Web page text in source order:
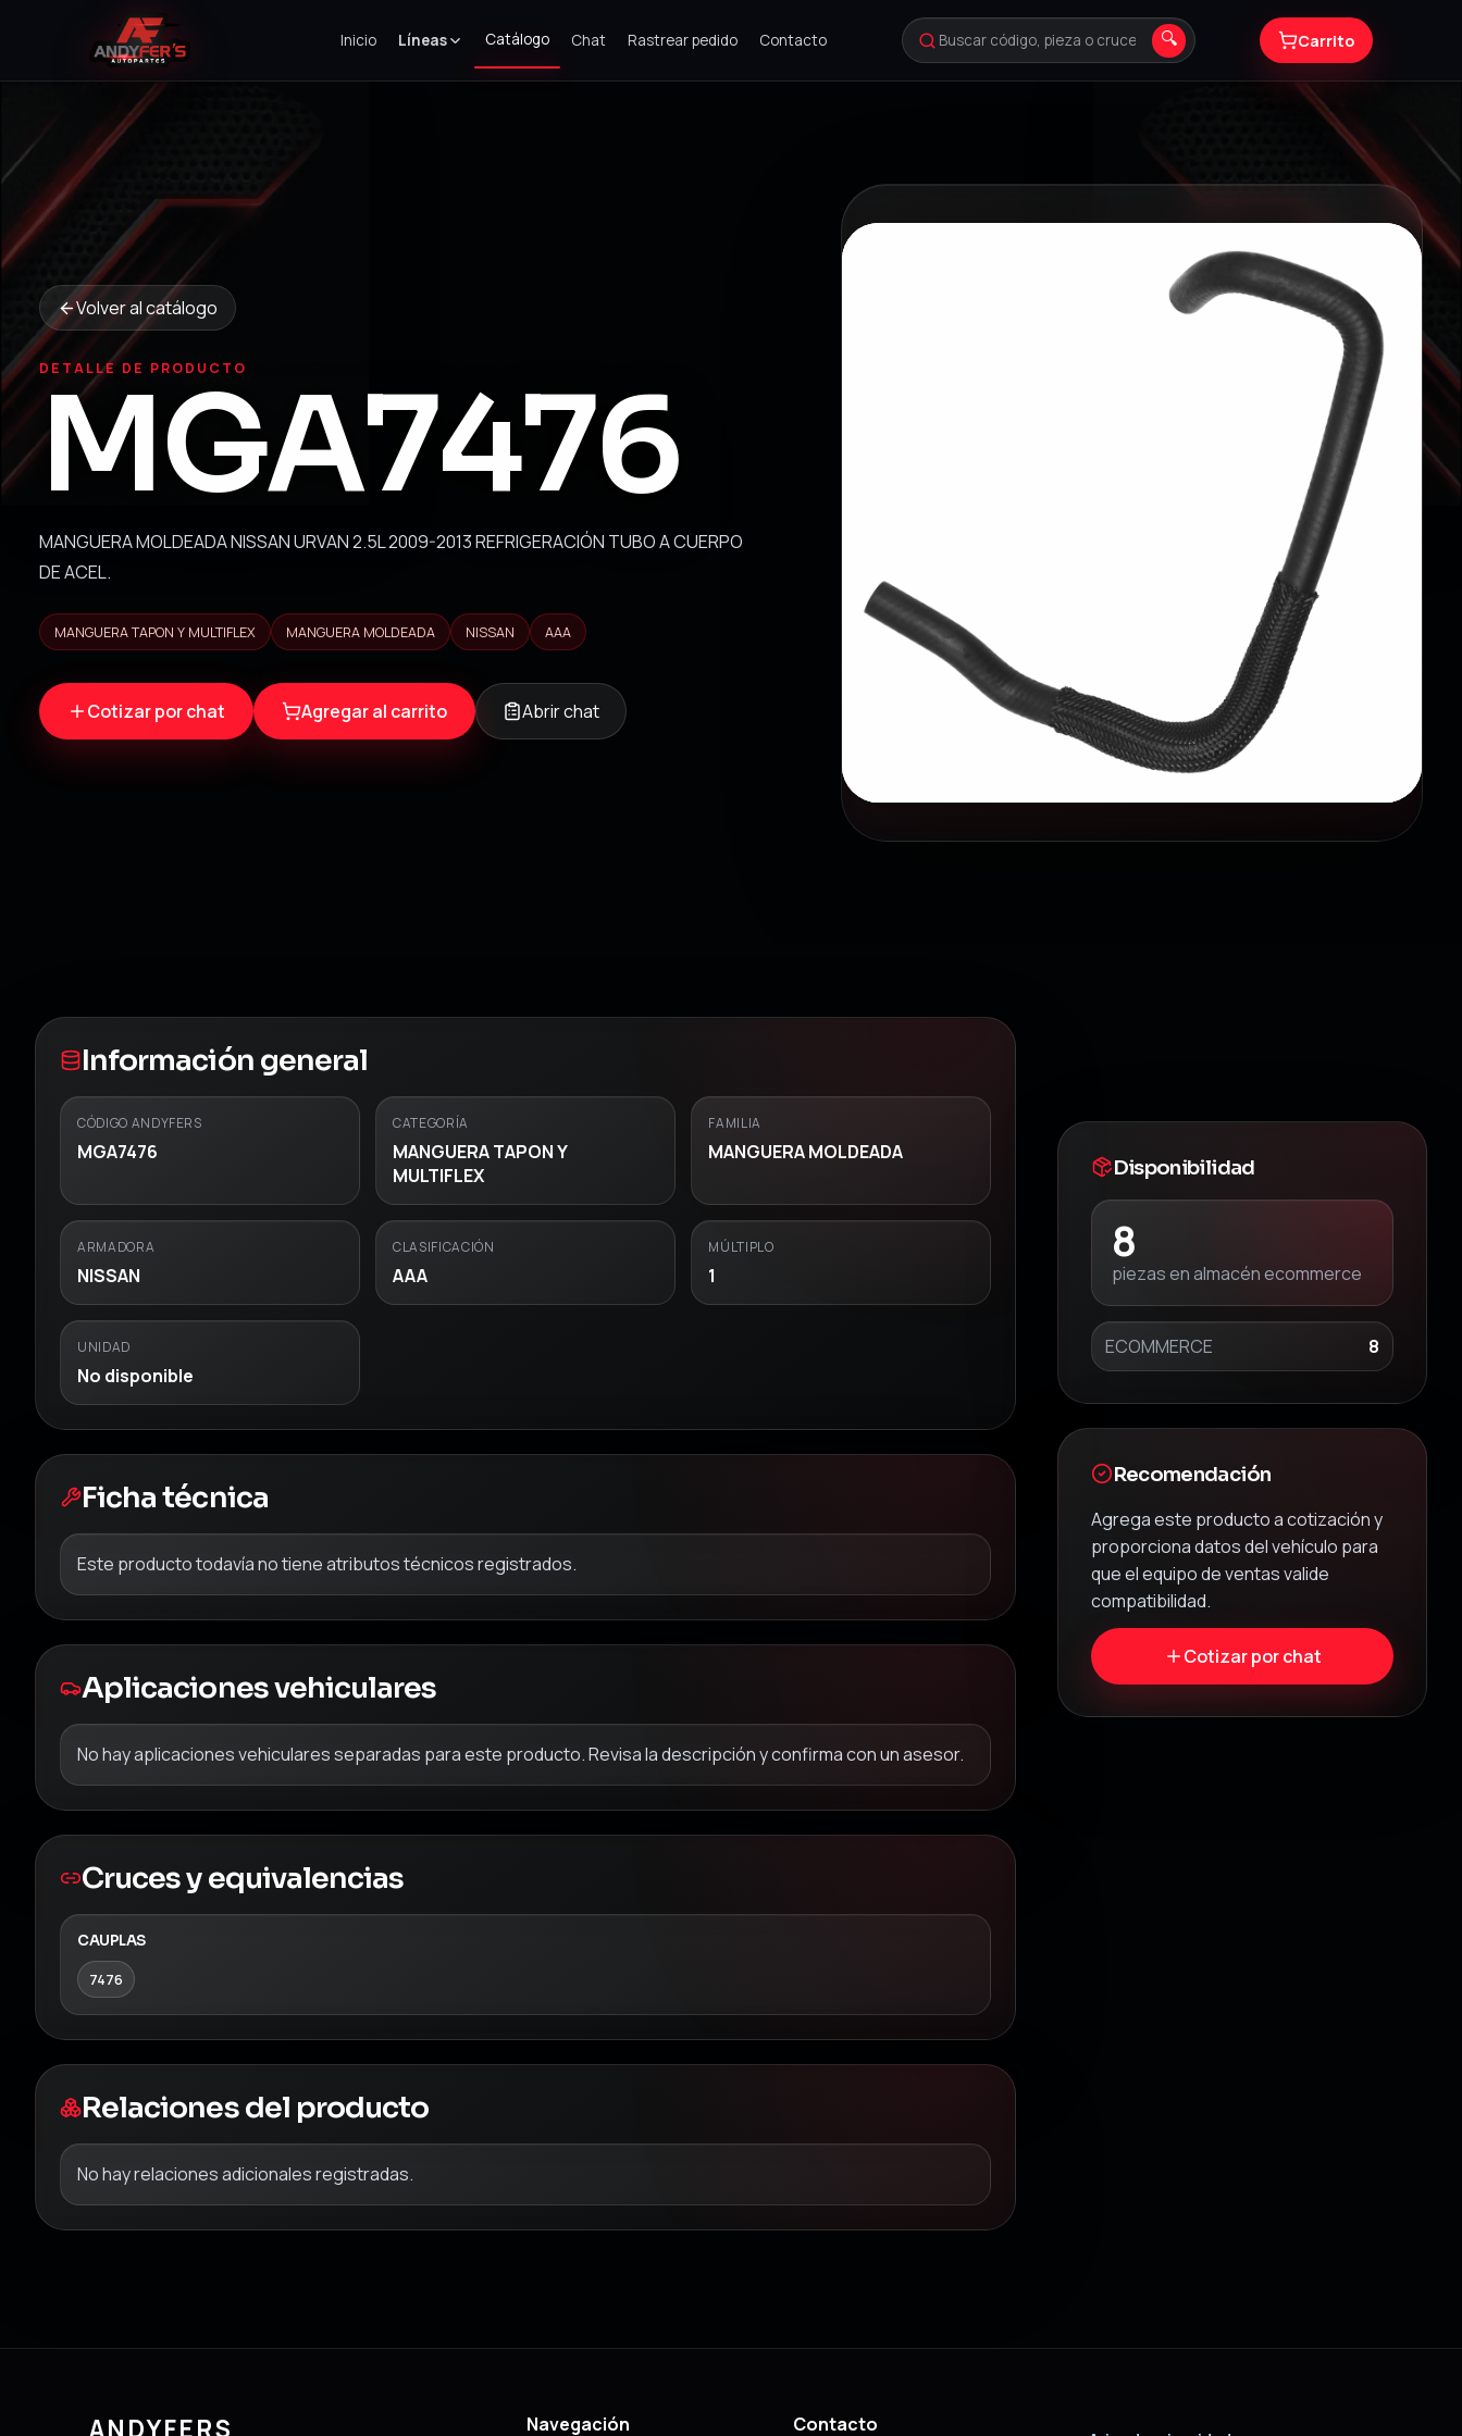
Inicio Líneas Catálogo Chat Rastrear pedido Contacto 🔍 Carrito
Volver al catálogo
DETALLE DE PRODUCTO
MGA7476
MANGUERA MOLDEADA NISSAN URVAN 2.5L 2009-2013 REFRIGERACIÓN TUBO A CUERPO
DE ACEL.
MANGUERA TAPON Y MULTIFLEX MANGUERA MOLDEADA NISSAN AAA
Cotizar por chat Agregar al carrito Abrir chat
Información general
CÓDIGO ANDYFERS
MGA7476
CATEGORÍA
MANGUERA TAPON Y
MULTIFLEX
FAMILIA
MANGUERA MOLDEADA
ARMADORA
NISSAN
CLASIFICACIÓN
AAA
MÚLTIPLO
1
UNIDAD
No disponible
Ficha técnica
Este producto todavía no tiene atributos técnicos registrados.
Aplicaciones vehiculares
No hay aplicaciones vehiculares separadas para este producto. Revisa la descripción y confirma con un asesor.
Cruces y equivalencias
CAUPLAS
7476
Relaciones del producto
No hay relaciones adicionales registradas.
Disponibilidad
8
piezas en almacén ecommerce
ECOMMERCE 8
Recomendación
Agrega este producto a cotización y
proporciona datos del vehículo para
que el equipo de ventas valide
compatibilidad.
Cotizar por chat
ANDYFERS Navegación Contacto